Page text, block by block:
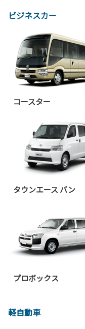
ビジネスカー
コースター
タウンエース バン
プロボックス
軽自動車